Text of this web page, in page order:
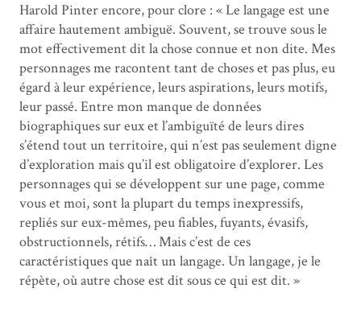
Harold Pinter encore, pour clore : « Le langage est une
affaire hautement ambiguë. Souvent, se trouve sous le
mot effectivement dit la chose connue et non dite. Mes
personnages me racontent tant de choses et pas plus, eu
égard à leur expérience, leurs aspirations, leurs motifs,
leur passé. Entre mon manque de données
biographiques sur eux et l’ambiguïté de leurs dires
s’étend tout un territoire, qui n’est pas seulement digne
d’exploration mais qu’il est obligatoire d’explorer. Les
personnages qui se développent sur une page, comme
vous et moi, sont la plupart du temps inexpressifs,
repliés sur eux-mêmes, peu fiables, fuyants, évasifs,
obstructionnels, rétifs… Mais c’est de ces
caractéristiques que naît un langage. Un langage, je le
répète, où autre chose est dit sous ce qui est dit. »